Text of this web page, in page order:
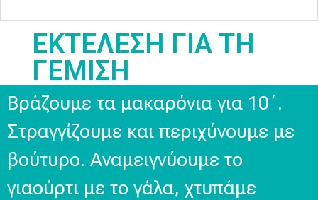
ΕΚΤΕΛΕΣΗ ΓΙΑ ΤΗ
ΓΕΜΙΣΗ
Βράζουμε τα μακαρόνια για 10΄.
Στραγγίζουμε και περιχύνουμε με
βούτυρο. Αναμειγνύουμε το
γιαούρτι με το γάλα, χτυπάμε